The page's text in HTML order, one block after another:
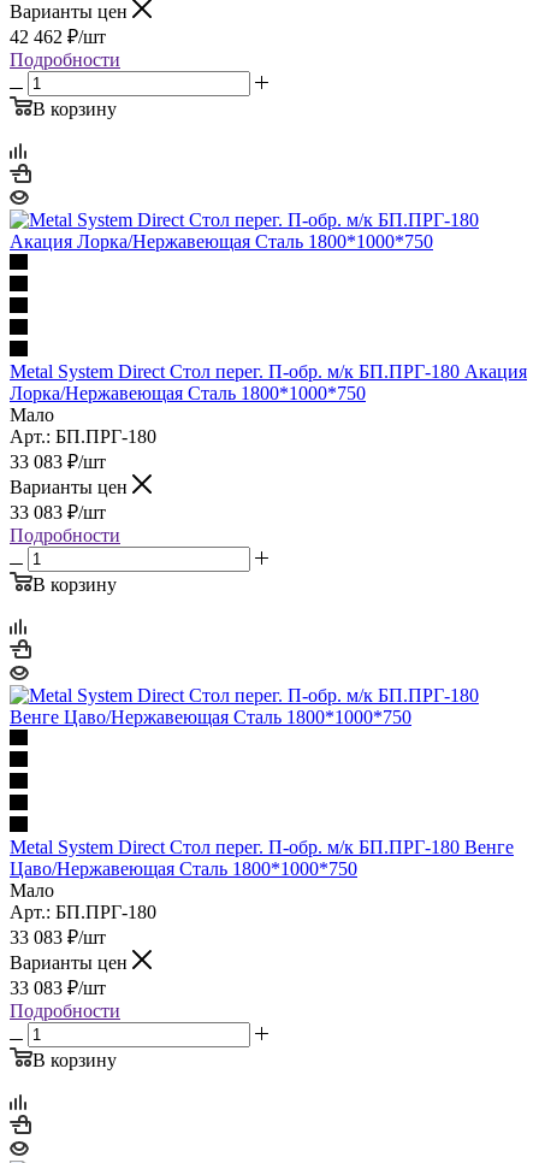
Варианты цен
42 462 ₽/шт
Подробности
В корзину
Metal System Direct Стол перег. П-обр. м/к БП.ПРГ-180 Акация
Лорка/Нержавеющая Сталь 1800*1000*750
Мало
Арт.: БП.ПРГ-180
33 083 ₽/шт
Варианты цен
33 083 ₽/шт
Подробности
В корзину
Metal System Direct Стол перег. П-обр. м/к БП.ПРГ-180 Венге
Цаво/Нержавеющая Сталь 1800*1000*750
Мало
Арт.: БП.ПРГ-180
33 083 ₽/шт
Варианты цен
33 083 ₽/шт
Подробности
В корзину